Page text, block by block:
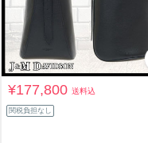
¥177,800送料込
関税負担なし